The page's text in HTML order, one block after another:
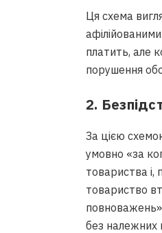
Ця схема
платить, але
порушення
2.
За цією
умовно «за
товариства і,
товариство
без належних